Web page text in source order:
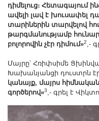
դիմելուց։ Հետագայում
ավելի լավ է խուսափել
տարիներին տարվելով
թարգմանությամբ
բոլորովին չէր դիմում»2,-
Մայրը՝ Հռիփսիմե
Խախանյանցի դուստրն
կանայք, մայրս
գործերով»3,- գրել է